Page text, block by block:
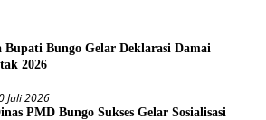
Bupati Bungo Gelar Deklarasi Damai
2026
Juli 2026
PMD Bungo Sukses Gelar Sosialisasi